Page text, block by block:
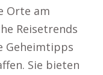
Orte am
Reisetrends
Geheimtipps
Sie bieten